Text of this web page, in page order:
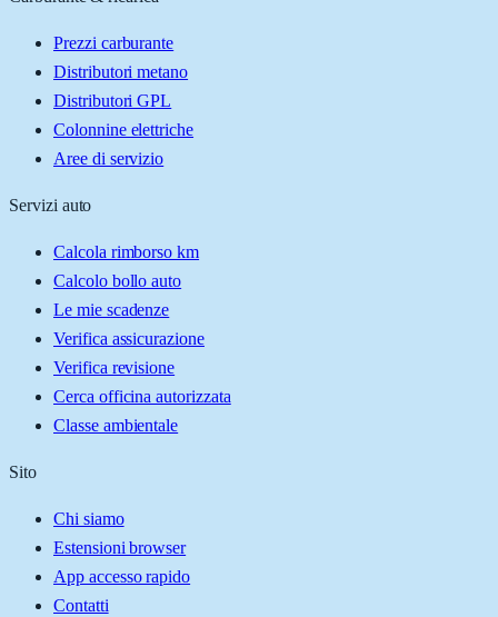
Prezzi carburante
Distributori metano
Distributori GPL
Colonnine elettriche
Aree di servizio
Servizi auto
Calcola rimborso km
Calcolo bollo auto
Le mie scadenze
Verifica assicurazione
Verifica revisione
Cerca officina autorizzata
Classe ambientale
Sito
Chi siamo
Estensioni browser
App accesso rapido
Contatti